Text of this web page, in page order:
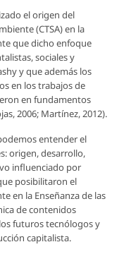
el origen del
(CTSA) en la
que dicho enfoque
sociales y
y que además los
en los trabajos de
en fundamentos
2006; Martínez, 2012).
entender el
origen, desarrollo,
influenciado por
posibilitaron el
en la Enseñanza de las
de contenidos
futuros tecnólogos y
capitalista.